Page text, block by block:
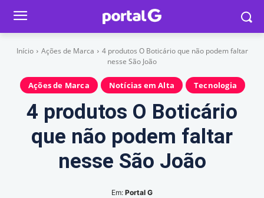
Início Ações de Marca
4 produtos O Boticário que não podem faltar
nesse São João
Ações de Marca Notícias em Alta Tecnologia
4 produtos O Boticário
que não podem faltar
nesse São João
Em: Portal G